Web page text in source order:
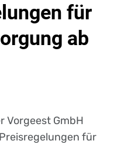
für
ab
Vorgeest GmbH
für